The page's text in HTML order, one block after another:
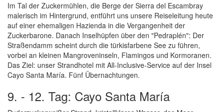
Im Tal der Zuckermühlen, die Berge der Sierra del Escambray
malerisch im Hintergrund, entführt uns unsere Reiseleitung heute
auf einer ehemaligen Hazienda in die Vergangenheit der
Zuckerbarone. Danach Inselhüpfen über den "Pedraplén": Der
Straßendamm scheint durch die türkisfarbene See zu führen,
vorbei an kleinen Mangroveninseln, Flamingos und Kormoranen.
Das Ziel: unser Strandhotel mit All-Inclusive-Service auf der Insel
Cayo Santa María. Fünf Übernachtungen.
9. - 12. Tag: Cayo Santa María